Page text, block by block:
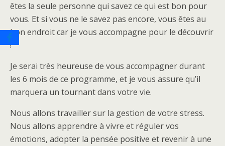
êtes la seule personne qui savez ce qui est bon pour
vous. Et si vous ne le savez pas encore, vous êtes au
bon endroit car je vous accompagne pour le découvrir
!
Je serai très heureuse de vous accompagner durant
les 6 mois de ce programme, et je vous assure qu’il
marquera un tournant dans votre vie.
Nous allons travailler sur la gestion de votre stress.
Nous allons apprendre à vivre et réguler vos
émotions, adopter la pensée positive et revenir à une